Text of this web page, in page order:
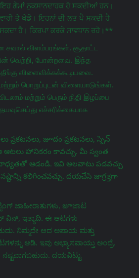
ਗੇਮਾਂ ਨੁਕਸਾਨਦਾਹਕ ਹੋ ਸਕਦੀਆਂ ਹਨ।
ਤੇ ਖੇਡੋ। ਇਹਨਾਂ ਦੀ ਲਤ ਪੈ ਸਕਦੀ ਹੈ
ਹੈ। ਕਿਰਪਾ ਕਰਕੇ ਸਾਵਧਾਨ ਰਹੋ।**
விளம்பரங்கள், சூதாட்ட
வெற்றி, போன்றவை. இந்த
விளைவிக்கக்கூடியவை.
பொறுப்புடன் விளையாடுங்கள்.
மற்றும் பெரும் நிதி இழப்பை
எச்சரிக்கையாக
ప్రకటనలు, జూదం ప్రకటనలు, స్పిన్
హానికరం కావచ్చు. మీ స్వంత
ఆడండి. ఇవి అలవాటు పడవచ్చు
కలిగించవచ్చు. దయచేసి జాగ్రತ್ತగా
ಜಾಹೀರಾತುಗಳು, జూಜಾಟ
ವಿನ್, ಇತ್ಯಾದಿ. ಈ ಆಟಗಳು
ನಿಮ್ಮದೇ ಆದ ಅಪಾಯ ಮತ್ತು
ಆಡಿ. ಇವು ಅಭ್ಯಾಸವಾಯ್ತು ಅಂದ್ರೆ,
ದಯವಿಟ್ಟು